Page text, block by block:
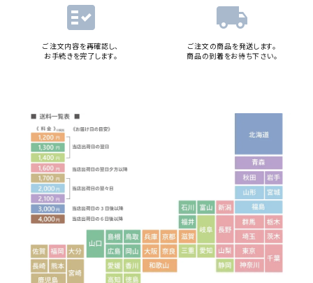
fact_check
ご注文内容を再確認し、
お手続きを完了します。
local_shipping
ご注文の商品を発送します。
商品の到着をお待ち下さい。